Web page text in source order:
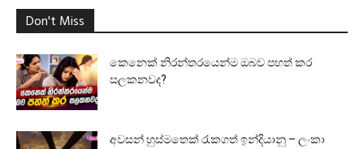
Don't Miss
කෙනෙක් නිරන්තරයෙන්ම ඔබව පහත් කර
සලකනවද?
අවසන් හුස්මතෙක් රැකගත් ඉන්දියානු – ලංකා